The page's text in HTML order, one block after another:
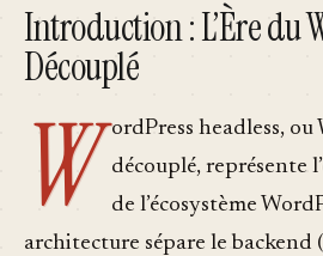
Introduction : L’Ère du
Découplé
W ordPress headless, ou
découplé, représente
de l’écosystème
architecture sépare le backend